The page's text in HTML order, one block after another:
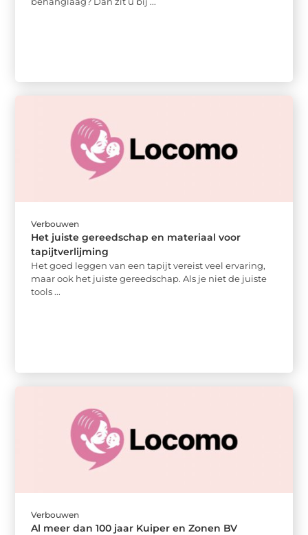
Verbouwen
Het juiste gereedschap en materiaal voor
tapijtverlijming
Het goed leggen van een tapijt vereist veel ervaring,
maar ook het juiste gereedschap. Als je niet de juiste
tools ...
Verbouwen
Al meer dan 100 jaar Kuiper en Zonen BV